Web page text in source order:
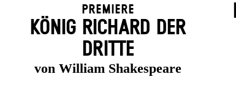
Premiere
KÖNIG RICHARD DER
DRITTE
von William Shakespeare